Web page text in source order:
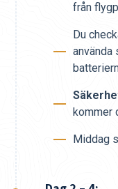
från
Du
använda
kommer
Middag